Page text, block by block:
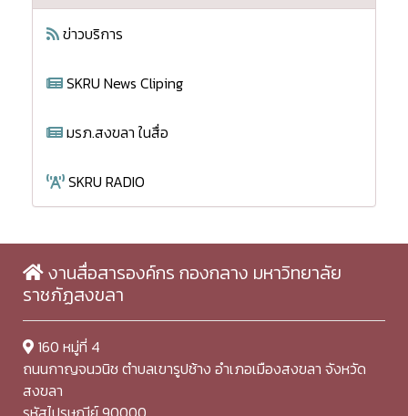
ข่าวบริการ
SKRU News Cliping
มรภ.สงขลา ในสื่อ
SKRU RADIO
งานสื่อสารองค์กร กองกลาง มหาวิทยาลัย
ราชภัฏสงขลา
160 หมู่ที่ 4
ถนนกาญจนวนิช ตำบลเขารูปช้าง อำเภอเมืองสงขลา จังหวัด
สงขลา